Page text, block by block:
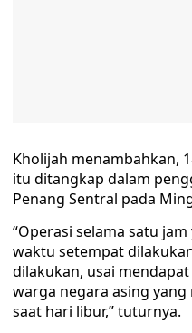
Kholijah menambahkan,
itu ditangkap dalam
Penang Sentral pada
“Operasi selama satu
waktu setempat
dilakukan, usai
warga negara asing
saat hari libur,” tuturnya.